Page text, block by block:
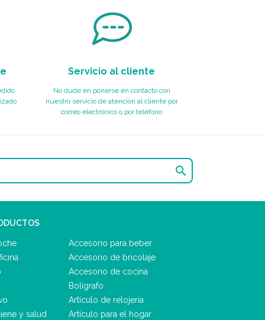
Servicio al cliente
No dude en ponerse en contacto con
nuestro servicio de atención al cliente por
correo electrónico o por teléfono

y salud
Accesorio para beber
Accesorio de bricolaje
Accesorio de cocina
Bolígrafo
Artículo de relojería
Artículo para el hogar